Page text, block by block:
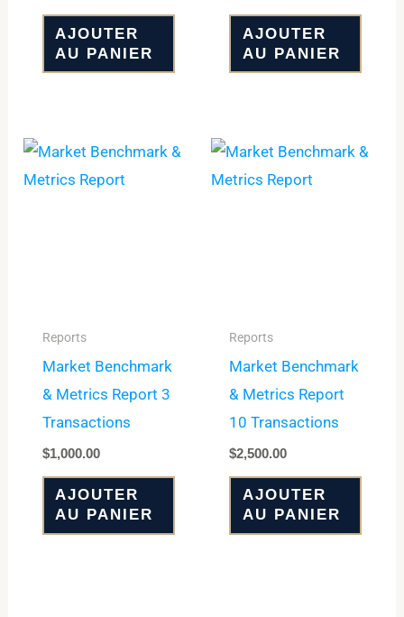
AJOUTER
AU PANIER
AJOUTER
AU PANIER
Reports
Market Benchmark
& Metrics Report 3
Transactions
$1,000.00
AJOUTER
AU PANIER
Reports
Market Benchmark
& Metrics Report
10 Transactions
$2,500.00
AJOUTER
AU PANIER